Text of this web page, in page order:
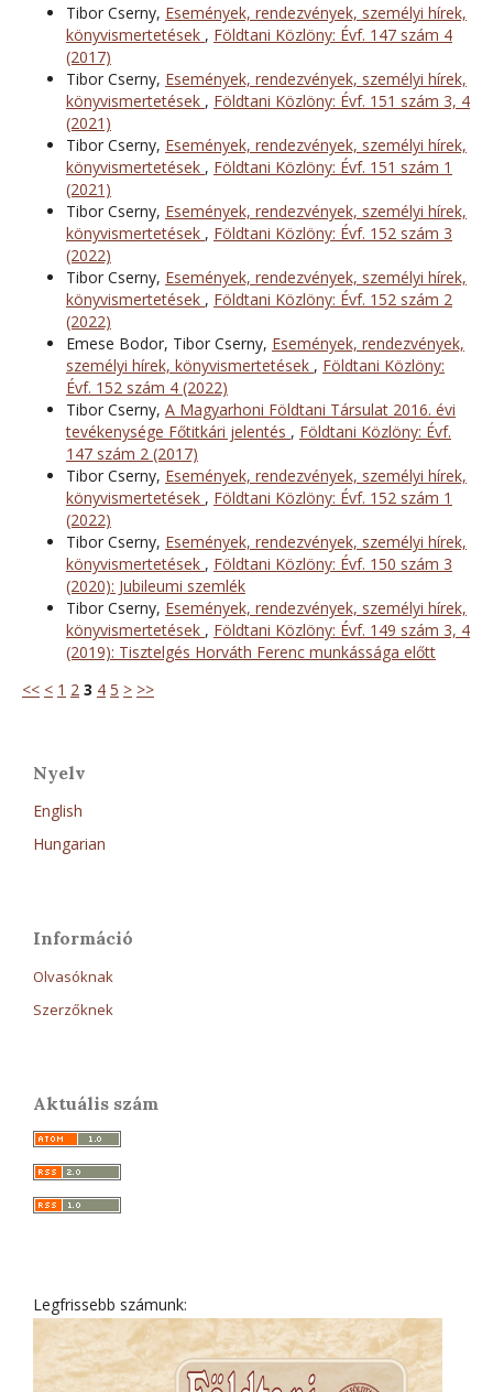
Tibor Cserny, Események, rendezvények, személyi hírek,
könyvismertetések , Földtani Közlöny: Évf. 147 szám 4
(2017)
Tibor Cserny, Események, rendezvények, személyi hírek,
könyvismertetések , Földtani Közlöny: Évf. 151 szám 3, 4
(2021)
Tibor Cserny, Események, rendezvények, személyi hírek,
könyvismertetések , Földtani Közlöny: Évf. 151 szám 1
(2021)
Tibor Cserny, Események, rendezvények, személyi hírek,
könyvismertetések , Földtani Közlöny: Évf. 152 szám 3
(2022)
Tibor Cserny, Események, rendezvények, személyi hírek,
könyvismertetések , Földtani Közlöny: Évf. 152 szám 2
(2022)
Emese Bodor, Tibor Cserny, Események, rendezvények,
személyi hírek, könyvismertetések , Földtani Közlöny:
Évf. 152 szám 4 (2022)
Tibor Cserny, A Magyarhoni Földtani Társulat 2016. évi
tevékenysége Főtitkári jelentés , Földtani Közlöny: Évf.
147 szám 2 (2017)
Tibor Cserny, Események, rendezvények, személyi hírek,
könyvismertetések , Földtani Közlöny: Évf. 152 szám 1
(2022)
Tibor Cserny, Események, rendezvények, személyi hírek,
könyvismertetések , Földtani Közlöny: Évf. 150 szám 3
(2020): Jubileumi szemlék
Tibor Cserny, Események, rendezvények, személyi hírek,
könyvismertetések , Földtani Közlöny: Évf. 149 szám 3, 4
(2019): Tisztelgés Horváth Ferenc munkássága előtt
<< < 1 2 3 4 5 > >>
Nyelv
English
Hungarian
Információ
Olvasóknak
Szerzőknek
Aktuális szám
Legfrissebb számunk: